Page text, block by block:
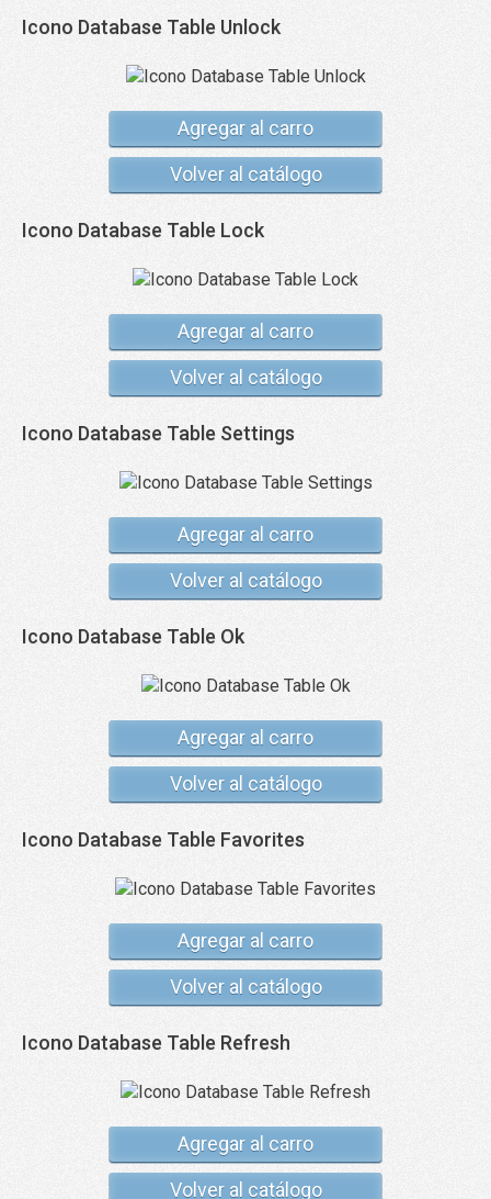
Icono Database Table Unlock
Agregar al carro
Volver al catálogo
Icono Database Table Lock
Agregar al carro
Volver al catálogo
Icono Database Table Settings
Agregar al carro
Volver al catálogo
Icono Database Table Ok
Agregar al carro
Volver al catálogo
Icono Database Table Favorites
Agregar al carro
Volver al catálogo
Icono Database Table Refresh
Agregar al carro
Volver al catálogo